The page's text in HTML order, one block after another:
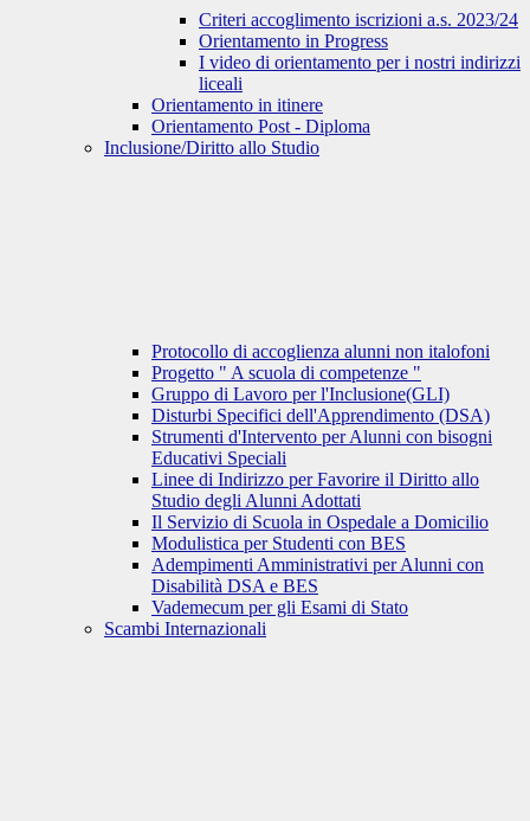
Criteri accoglimento iscrizioni a.s. 2023/24
Orientamento in Progress
I video di orientamento per i nostri indirizzi
liceali
Orientamento in itinere
Orientamento Post - Diploma
Inclusione/Diritto allo Studio
Protocollo di accoglienza alunni non italofoni
Progetto " A scuola di competenze "
Gruppo di Lavoro per l'Inclusione(GLI)
Disturbi Specifici dell'Apprendimento (DSA)
Strumenti d'Intervento per Alunni con bisogni
Educativi Speciali
Linee di Indirizzo per Favorire il Diritto allo
Studio degli Alunni Adottati
Il Servizio di Scuola in Ospedale a Domicilio
Modulistica per Studenti con BES
Adempimenti Amministrativi per Alunni con
Disabilità DSA e BES
Vademecum per gli Esami di Stato
Scambi Internazionali